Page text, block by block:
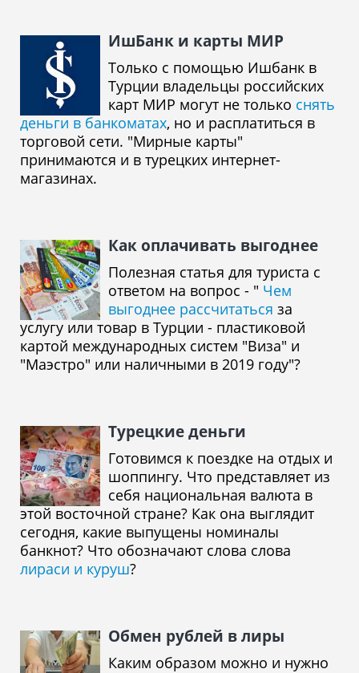
ИшБанк и карты МИР
Только с помощью Ишбанк в
Турции владельцы российских
карт МИР могут не только снять
деньги в банкоматах, но и расплатиться в
торговой сети. "Мирные карты"
принимаются и в турецких интернет-
магазинах.
Как оплачивать выгоднее
Полезная статья для туриста с
ответом на вопрос - " Чем
выгоднее рассчитаться за
услугу или товар в Турции - пластиковой
картой международных систем "Виза" и
"Маэстро" или наличными в 2019 году"?
Турецкие деньги
Готовимся к поездке на отдых и
шоппингу. Что представляет из
себя национальная валюта в
этой восточной стране? Как она выглядит
сегодня, какие выпущены номиналы
банкнот? Что обозначают слова слова
лираси и куруш?
Обмен рублей в лиры
Каким образом можно и нужно